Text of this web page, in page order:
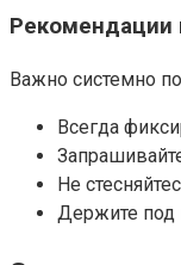
Рекомендации
Важно системно
Всегда
Не
Держите под